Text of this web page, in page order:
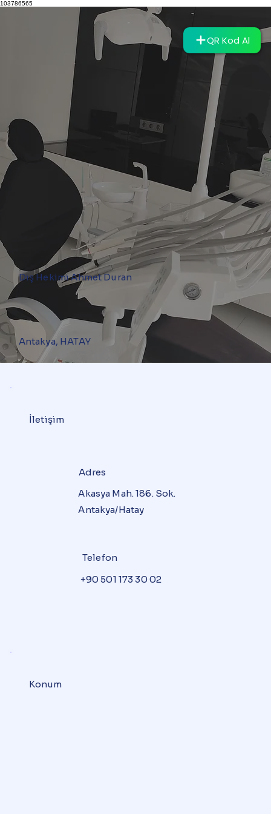
103786565
QR Kod Al
Diş Hekimi Ahmet Duran
Antakya, HATAY
İletişim
Adres
Akasya Mah. 186. Sok.
Antakya/Hatay
Telefon
+90 501 173 30 02
Konum